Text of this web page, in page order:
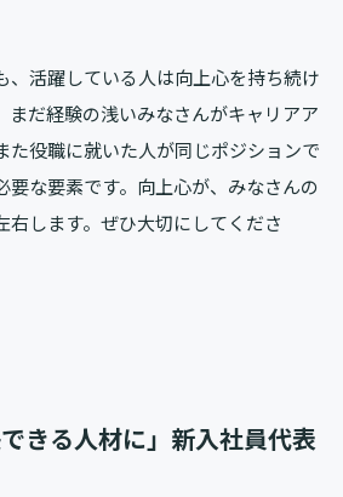
、活躍している人は向上心を持ち続け
まだ経験の浅いみなさんがキャリアア
た役職に就いた人が同じポジションで
要な要素です。向上心が、みなさんの
右します。ぜひ大切にしてくださ
できる人材に」新入社員代表